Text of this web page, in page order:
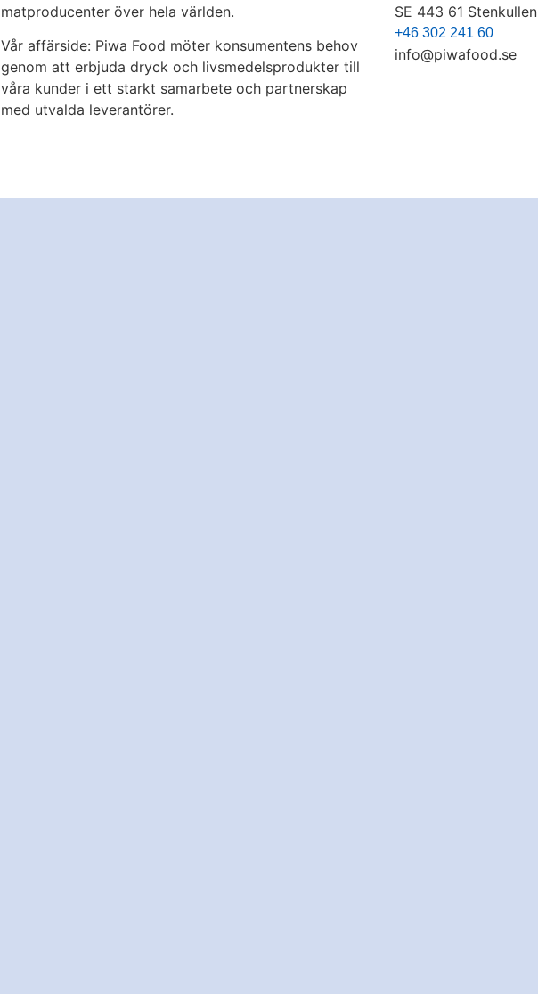
matproducenter över hela världen.
Vår affärside: Piwa Food möter konsumentens behov
genom att erbjuda dryck och livsmedelsprodukter till
våra kunder i ett starkt samarbete och partnerskap
med utvalda leverantörer.
SE 443 61 Stenkullen
+46 302 241 60
info@piwafood.se